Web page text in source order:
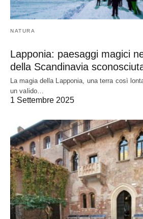
NATURA
Lapponia: paesaggi magici
della Scandinavia
La magia della Lapponia, una terra così
un valido…
1 Settembre 2025